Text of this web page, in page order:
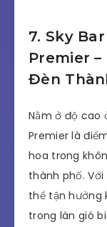
7. Sky
Premier
Đèn
Nằm ở độ cao
Premier là
hoa trong
thành phố.
thể tận hưởng
trong làn gió